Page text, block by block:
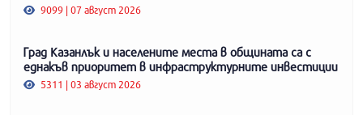
9099 | 07 август 2026
Град Казанлък и населените места в общината са с
еднакъв приоритет в инфраструктурните инвестиции
5311 | 03 август 2026